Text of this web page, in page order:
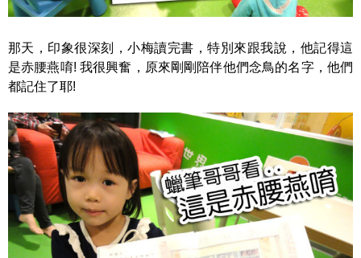
那天，印象很深刻，小梅讀完書，特別來跟我說，他記得這
是赤腰燕唷! 我很興奮，原來剛剛陪伴他們念鳥的名字，他們
都記住了耶!